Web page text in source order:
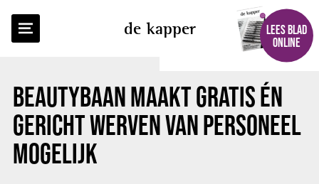
de kapper
LEES BLAD
ONLINE
BEAUTYBAAN MAAKT GRATIS ÉN
GERICHT WERVEN VAN PERSONEEL
MOGELIJK
TERUG NAAR OVERZICHT